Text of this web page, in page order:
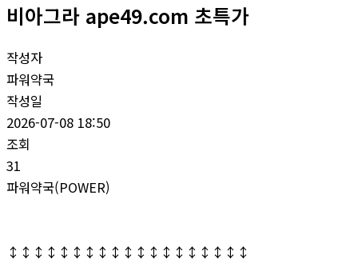
비아그라 ape49.com 초특가
작성자
파워약국
작성일
2026-07-08 18:50
조회
31
파워약국(POWER)
↕↕↕↕↕↕↕↕↕↕↕↕↕↕↕↕↕↕↕